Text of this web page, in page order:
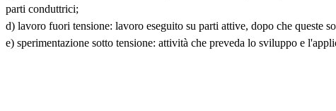
parti conduttrici;
d) lavoro fuori tensione: lavoro eseguito su parti attive, dopo che queste
e) sperimentazione sotto tensione: attività che preveda lo sviluppo e